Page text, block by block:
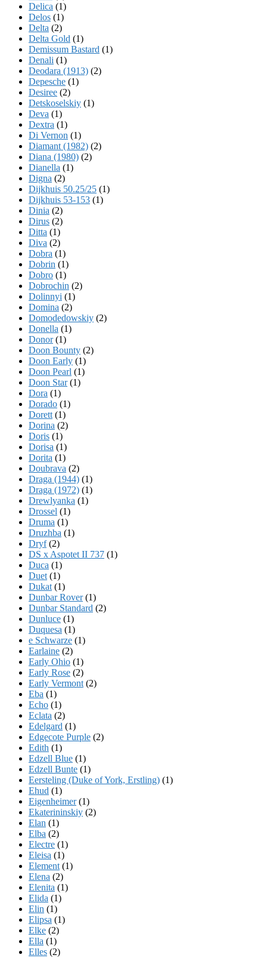
Delica (1)
Delos (1)
Delta (2)
Delta Gold (1)
Demissum Bastard (1)
Denali (1)
Deodara (1913) (2)
Depesche (1)
Desiree (2)
Detskoselskiy (1)
Deva (1)
Dextra (1)
Di Vernon (1)
Diamant (1982) (2)
Diana (1980) (2)
Dianella (1)
Digna (2)
Dijkhuis 50.25/25 (1)
Dijkhuis 53-153 (1)
Dinia (2)
Dirus (2)
Ditta (1)
Diva (2)
Dobra (1)
Dobrin (1)
Dobro (1)
Dobrochin (2)
Dolinnyi (1)
Domina (2)
Domodedowskiy (2)
Donella (1)
Donor(1)
Doon Bounty (2)
Doon Early (1)
Doon Pearl (1)
Doon Star(1)
Dora (1)
Dorado (1)
Dorett (1)
Dorina (2)
Doris (1)
Dorisa (1)
Dorita (1)
Doubrava (2)
Draga (1944) (1)
Draga (1972) (1)
Drewlyanka (1)
Drossel (1)
Druma (1)
Druzhba (1)
Dryf(2)
DS x Aspotet II 737 (1)
Duca (1)
Duet (1)
Dukat (1)
Dunbar Rover(1)
Dunbar Standard (2)
Dunluce (1)
Duquesa (1)
e Schwarze (1)
Earlaine (2)
Early Ohio (1)
Early Rose (2)
Early Vermont (2)
Eba (1)
Echo (1)
Eclata (2)
Edelgard (1)
Edgecote Purple (2)
Edith (1)
Edzell Blue (1)
Edzell Bunte (1)
Eersteling (Duke of York, Erstling) (1)
Ehud (1)
Eigenheimer(1)
Ekaterininskiy (2)
Elan (1)
Elba (2)
Electre (1)
Eleisa (1)
Element (1)
Elena (2)
Elenita (1)
Elida (1)
Elin (1)
Elipsa (1)
Elke (2)
Ella (1)
Elles (2)